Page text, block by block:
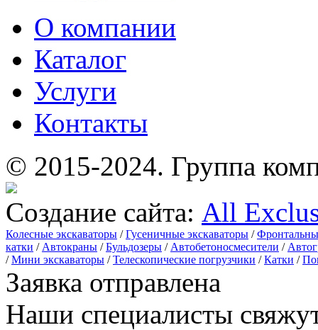
О компании
Каталог
Услуги
Контакты
© 2015-2024. Группа
Создание сайта: All
Колесные экскаваторы /Гусеничные экскаваторы /
катки / Автокраны /Бульдозеры / Автобетоносмесители /
/Мини экскаваторы /Телескопические погрузчики /Катки /
Заявка отправлена
Наши специалисты